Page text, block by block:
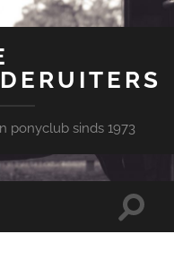
ponyclub sinds 1973
Toggle